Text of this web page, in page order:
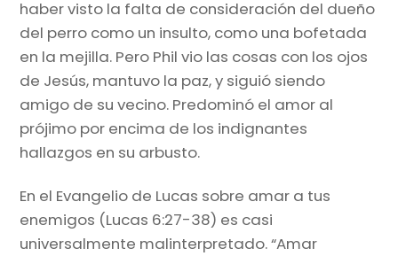
haber visto la falta de consideración del dueño
del perro como un insulto, como una bofetada
en la mejilla. Pero Phil vio las cosas con los ojos
de Jesús, mantuvo la paz, y siguió siendo
amigo de su vecino. Predominó el amor al
prójimo por encima de los indignantes
hallazgos en su arbusto.
En el Evangelio de Lucas sobre amar a tus
enemigos (Lucas 6:27-38) es casi
universalmente malinterpretado. “Amar